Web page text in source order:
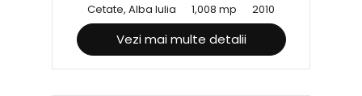
Cetate, Alba Iulia
1,008 mp 2010
Vezi mai multe detalii